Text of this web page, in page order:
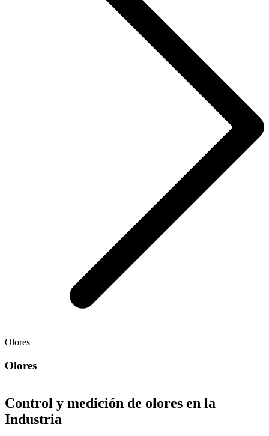
Olores
Olores
Control y medición de olores en la
Industria